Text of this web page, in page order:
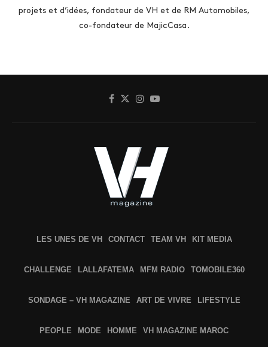
projets et d’idées, fondateur de VH et de RM Automobiles,
co-fondateur de MajicCasa.
LES UNES DE VH CONTACT TEAM VH KIT MEDIA
CHALLENGE LALLAFATEMA MFM RADIO TOMOBILE360
SONDAGE – VH MAGAZINE ART DE VIVRE LIFESTYLE
PEOPLE MODE HOMME VH MAGAZINE MAROC